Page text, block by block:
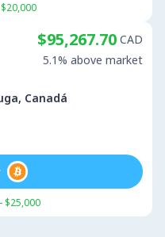
Canadá
$95,267.70 CAD
5.1% above market
$25,000